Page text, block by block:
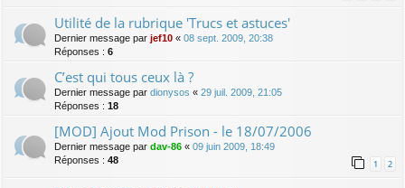
Utilité de la rubrique 'Trucs et astuces'
Dernier message par jef10 « 08 sept. 2009, 20:38
Réponses : 6
C’est qui tous ceux là ?
Dernier message par dionysos « 29 juil. 2009, 21:05
Réponses : 18
[MOD] Ajout Mod Prison - le 18/07/2006
Dernier message par dav-86 « 09 juin 2009, 18:49
Réponses : 48 1 2